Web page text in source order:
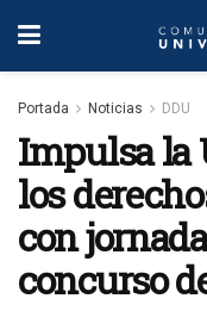
Portada Noticias DDU
Impulsa la
los
con
concurso